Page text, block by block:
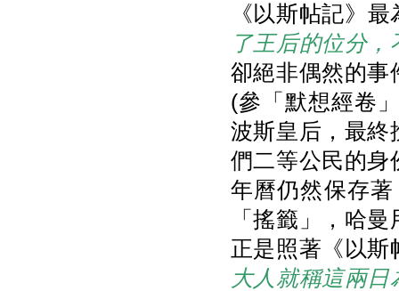
《以斯帖記》
了王后的位分
卻絕非偶然的事
(參「默想經卷
波斯皇后，最終
們二等公民的身
年曆仍然保存
「搖籤」，哈
正是照著《以斯
大人就稱這兩